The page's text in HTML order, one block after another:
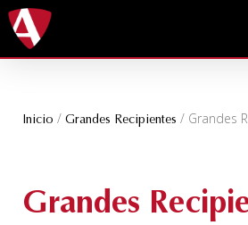
Inicio / Grandes Recipientes / Grandes
Grandes